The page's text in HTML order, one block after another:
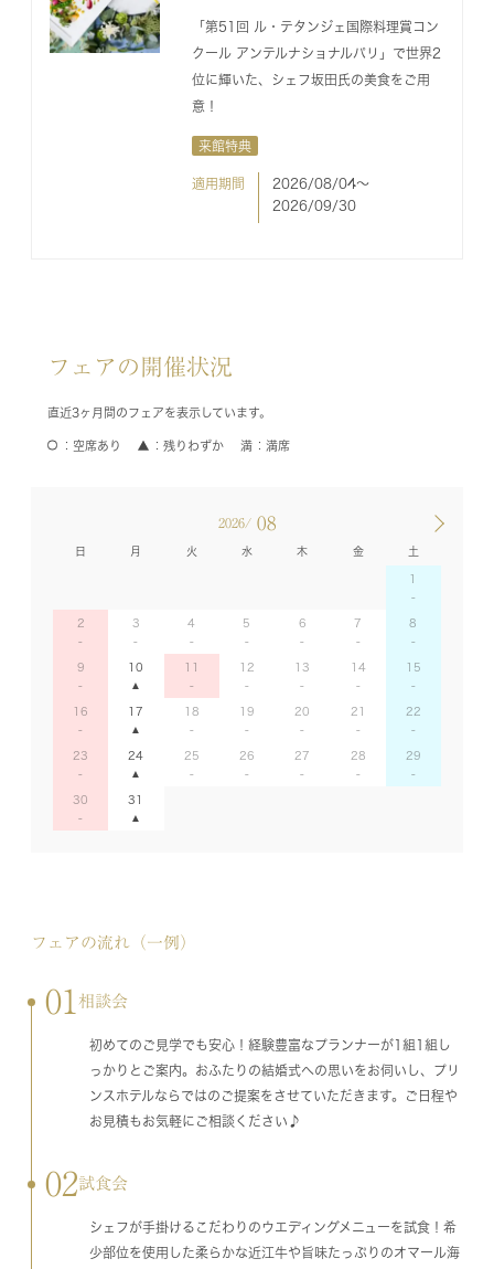
「第51回 ル・テタンジェ国際料理賞コン
クール アンテルナショナルパリ」で世界2
位に輝いた、シェフ坂田氏の美食をご用
意！
来館特典
適用期間
2026/08/04〜
2026/09/30
フェアの開催状況
直近3ヶ月間のフェアを表示しています。
空席あり 残りわずか 満席
2026/ 08
日 月 火 水 木 金 土
1
2 3 4 5 6 7 8
9 10 11 12 13 14 15
16 17 18 19 20 21 22
23 24 25 26 27 28 29
30 31
フェアの流れ（一例）
01 相談会
初めてのご見学でも安心！経験豊富なプランナーが1組1組し
っかりとご案内。おふたりの結婚式への思いをお伺いし、プリ
ンスホテルならではのご提案をさせていただきます。ご日程や
お見積もお気軽にご相談ください♪
02試食会
シェフが手掛けるこだわりのウエディングメニューを試食！希
少部位を使用した柔らかな近江牛や旨味たっぷりのオマール海